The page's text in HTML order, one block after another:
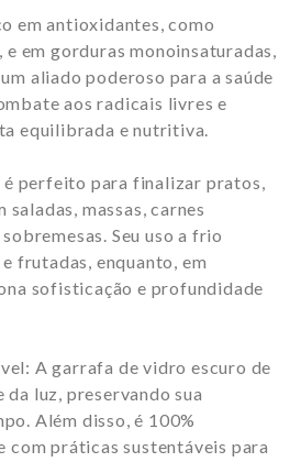
em antioxidantes, como
em gorduras monoinsaturadas,
aliado poderoso para a saúde
aos radicais livres e
equilibrada e nutritiva.
perfeito para finalizar pratos,
massas, carnes
Seu uso a frio
frutadas, enquanto, em
sofisticação e profundidade
A garrafa de vidro escuro de
luz, preservando sua
Além disso, é 100%
com práticas sustentáveis para